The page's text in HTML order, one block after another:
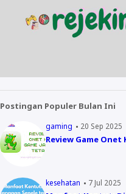
Postingan Populer Bulan Ini
gaming 20 Sep 2025
Review Game Onet
kesehatan 7 Jul 2025